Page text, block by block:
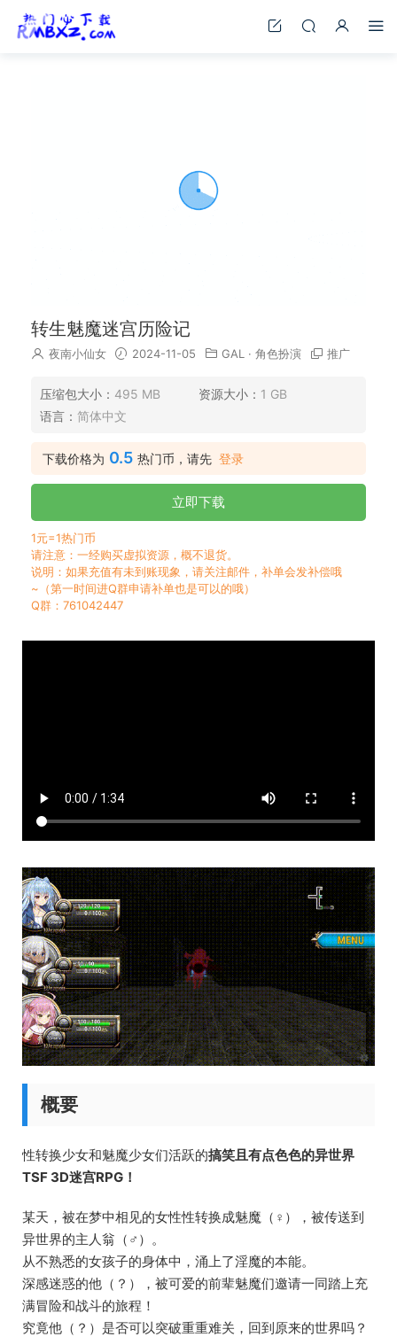
转生魅魔迷宫历险记
夜南小仙女 2024-11-05 GAL · 角色扮演 推广
压缩包大小： 495 MB 资源大小： 1 GB
语言： 简体中文
下载价格为 0.5 热门币，请先 登录
立即下载
1元=1热门币
请注意：一经购买虚拟资源，概不退货。
说明：如果充值有未到账现象，请关注邮件，补单会发补偿哦
~（第一时间进Q群申请补单也是可以的哦）
Q群：761042447
概要
性转换少女和魅魔少女们活跃的搞笑且有点色色的异世界
TSF 3D迷宫RPG！
某天，被在梦中相见的女性性转换成魅魔（♀），被传送到
异世界的主人翁（♂）。
从不熟悉的女孩子的身体中，涌上了淫魔的本能。
深感迷惑的他（？），被可爱的前辈魅魔们邀请一同踏上充
满冒险和战斗的旅程！
究竟他（？）是否可以突破重重难关，回到原来的世界吗？